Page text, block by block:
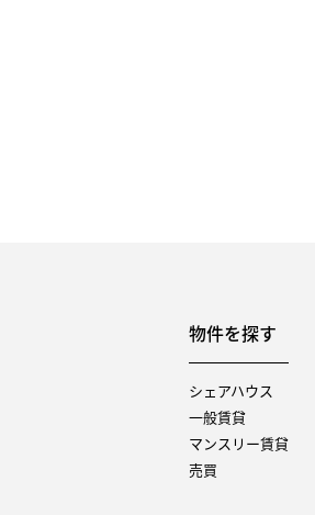
物件を探す
シェアハウス
一般賃貸
マンスリー賃貸
売買